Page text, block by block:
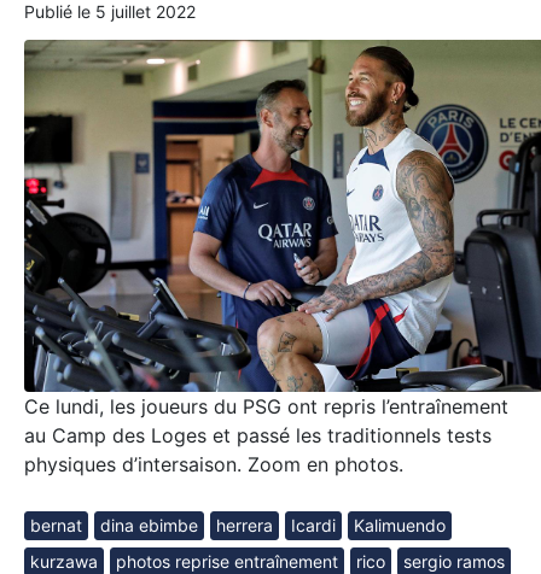
Publié le 5 juillet 2022
Ce lundi, les joueurs du PSG ont repris l’entraînement
au Camp des Loges et passé les traditionnels tests
physiques d’intersaison. Zoom en photos.
bernat dina ebimbe herrera Icardi
Kalimuendo
kurzawa
photos reprise entraînement rico sergio ramos